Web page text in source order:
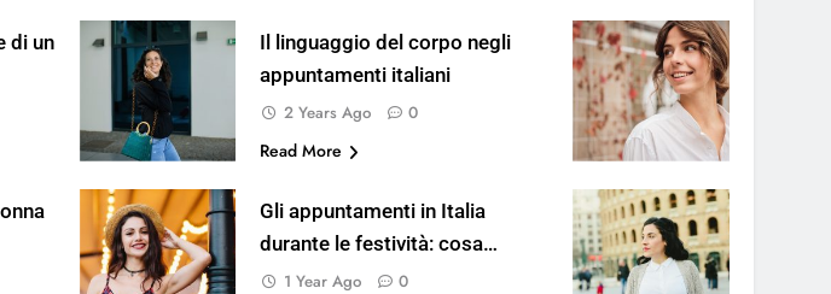
di un
Il linguaggio del corpo negli
appuntamenti italiani
2 Years Ago
0
Read More
Gli appuntamenti in Italia
durante le festività: cosa
sapere
1 Year Ago 0